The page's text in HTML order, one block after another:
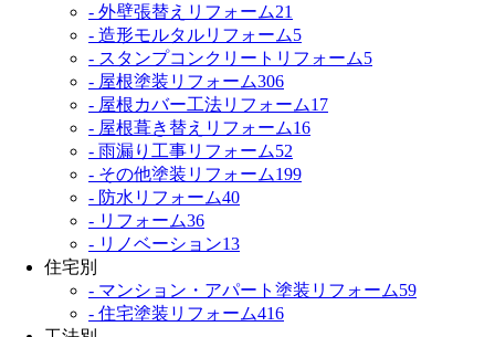
- 外壁張替えリフォーム21
- 造形モルタルリフォーム5
- スタンプコンクリートリフォーム5
- 屋根塗装リフォーム306
- 屋根カバー工法リフォーム17
- 屋根葺き替えリフォーム16
- 雨漏り工事リフォーム52
- その他塗装リフォーム199
- 防水リフォーム40
- リフォーム36
- リノベーション13
住宅別
- マンション・アパート塗装リフォーム59
- 住宅塗装リフォーム416